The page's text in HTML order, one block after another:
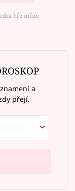
hře může
a
přejí.